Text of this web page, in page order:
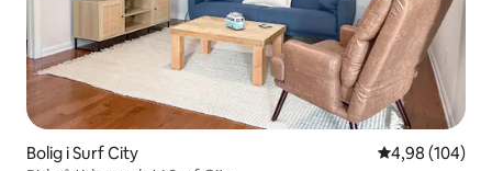
Bolig i Surf City 4,98 ud af 5 i
4,98 (104)